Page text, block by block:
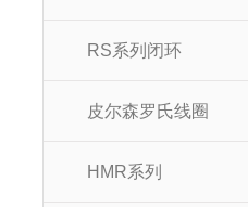
RS系列闭环
皮尔森罗氏线圈
HMR系列